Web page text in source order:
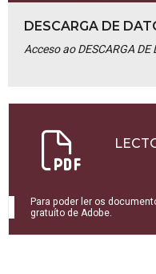
DESCARGA DE
Acceso ao DESCARGA DE
Para poder ler os
gratuíto de Adobe.